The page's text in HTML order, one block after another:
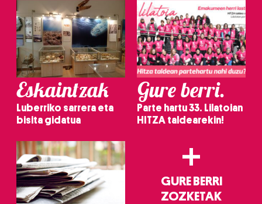
Eskaintzak
Luberriko sarrera eta
bisita gidatua
Gure berri.
Parte hartu 33. Lilatoian
HITZA taldearekin!
+
GURE BERRI
ZOZKETAK